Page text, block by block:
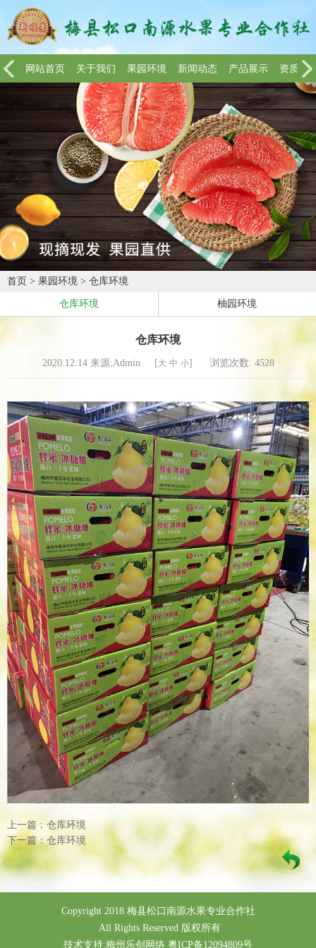
网站首页 关于我们 果园环境 新闻动态 产品展示 资质荣
首页 > 果园环境 > 仓库环境
仓库环境 柚园环境
仓库环境
2020.12.14 来源:Admin [大 中 小] 浏览次数: 4528
上一篇：仓库环境
下一篇：仓库环境
Copyright 2018 梅县松口南源水果专业合作社
All Rights Reserved 版权所有
技术支持:梅州乐创网络 粤ICP备12094809号